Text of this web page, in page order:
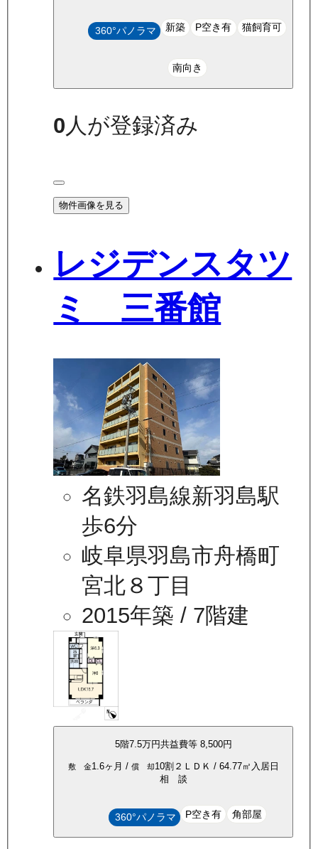
360°パノラマ 新築 P空き有 猫飼育可
南向き
0人が登録済み
物件画像を見る
レジデンスタツ
ミ 三番館
名鉄羽島線新羽島駅
歩6分
岐阜県羽島市舟橋町
宮北８丁目
2015年築 / 7階建
5階7.5万円共益費等 8,500円
敷 金1.6ヶ月 / 償 却10割 ２ＬＤＫ / 64.77㎡ 入居日
相 談
360°パノラマ P空き有 角部屋